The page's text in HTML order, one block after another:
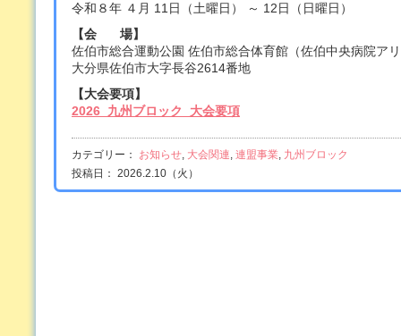
令和８年 ４月 11日（土曜日） ～ 12日（日曜日）
【会 場】
佐伯市総合運動公園 佐伯市総合体育館（佐伯中央病院ア
大分県佐伯市大字長谷2614番地
【大会要項】
2026_九州ブロック_大会要項
カテゴリー： お知らせ, 大会関連, 連盟事業, 九州ブロック
投稿日： 2026.2.10（火）